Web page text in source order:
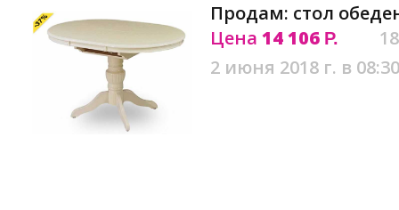
Продам: стол
Цена 14 106 Р.
2 июня 2018 г. в 08:30